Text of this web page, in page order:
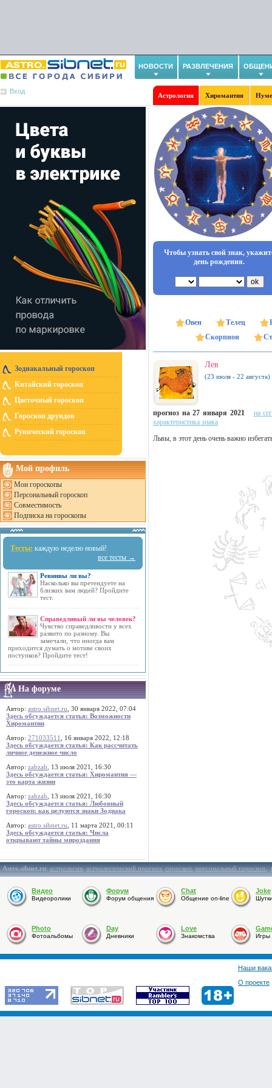
НОВОСТИ РАЗВЛЕЧЕНИЯ
Вход
Астрология Хиромантия
Зодиакальный гороскоп
Китайский гороскоп
Цветочный гороскоп
Гороскоп друидов
Рунический гороскоп
Мой профиль
Мои гороскопы
Персональный гороскоп
Совместимость
Подписка на гороскопы
Тесты: каждую неделю новый!
все тесты →
Ревнивы ли вы?
Насколько вы претендуете на
близких вам людей? Пройдите
тест.
Справедливый ли вы человек?
Чувство справедливости у всех
развито по разному. Вы
замечали, что иногда вам
приходится думать о мотиве своих
поступков? Пройдите тест!
На форуме
Автор: astro.sibnet.ru , 30 января 2022, 07:04
Здесь обсуждается статья: Возможности
Хиромантии
Автор: 271033511
, 16 января 2022, 12:18
Здесь обсуждается статья: Как рассчитать
личное денежное число
Автор: zabzab , 13 июля 2021, 16:30
Здесь обсуждается статья: Хиромантия —
это карта жизни
Автор: zabzab , 13 июля 2021, 16:30
Здесь обсуждается статья: Любовный
гороскоп: как целуются знаки Зодиака
Автор: astro.sibnet.ru , 11 марта 2021, 00:11
Здесь обсуждается статья: Числа
открывают тайны мироздания
Чтобы узнать свой знак,
день рождения.
Овен Телец
Скорпион
Лев
(23 июля - 22 августа)
прогноз на 27 января 2021
на
характеристика знака
Львы, в этот день очень важно
Astro.sibnet.ru:астрология,астрологический прогноз,гороскоп,персональный гороскоп,
Видео
Видеоролики
Форум
Форум общения
Chat
Общение on-line
Joke
Photo
Фотоальбомы
Day
Дневники
Love
Знакомства Игры
Наши
О проекте